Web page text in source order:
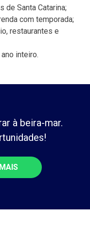
de Santa Catarina;
com temporada;
restaurantes e
inteiro.
à beira-mar.